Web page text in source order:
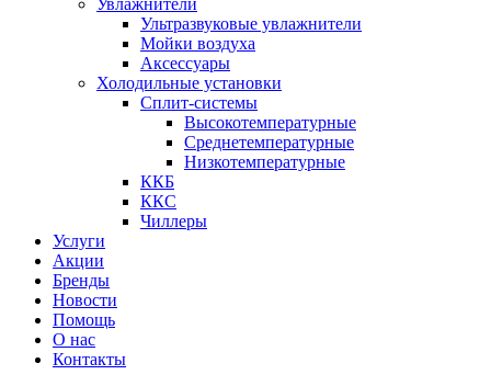
Увлажнители
Ультразвуковые увлажнители
Мойки воздуха
Аксессуары
Холодильные установки
Сплит-системы
Высокотемпературные
Среднетемпературные
Низкотемпературные
ККБ
ККС
Чиллеры
Услуги
Акции
Бренды
Новости
Помощь
О нас
Контакты